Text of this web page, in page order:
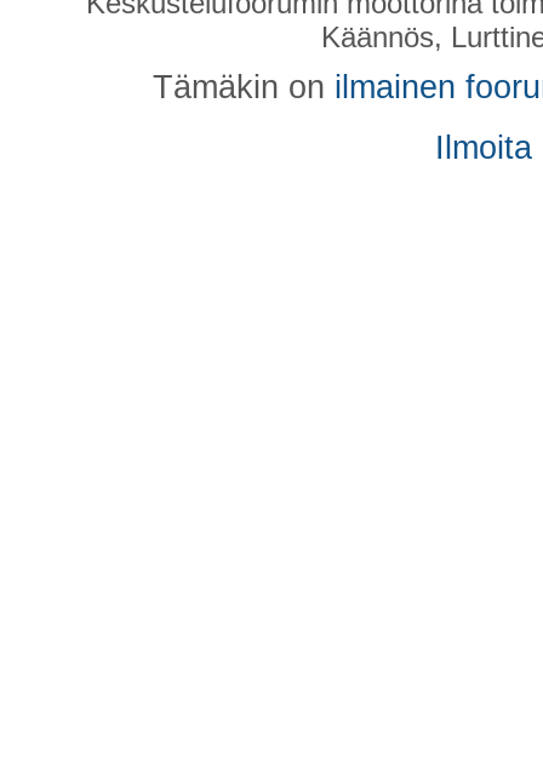
Käännös,
Tämäkin on ilmainen